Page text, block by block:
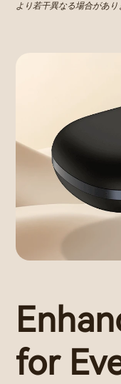
より若干異なる場合があり
for